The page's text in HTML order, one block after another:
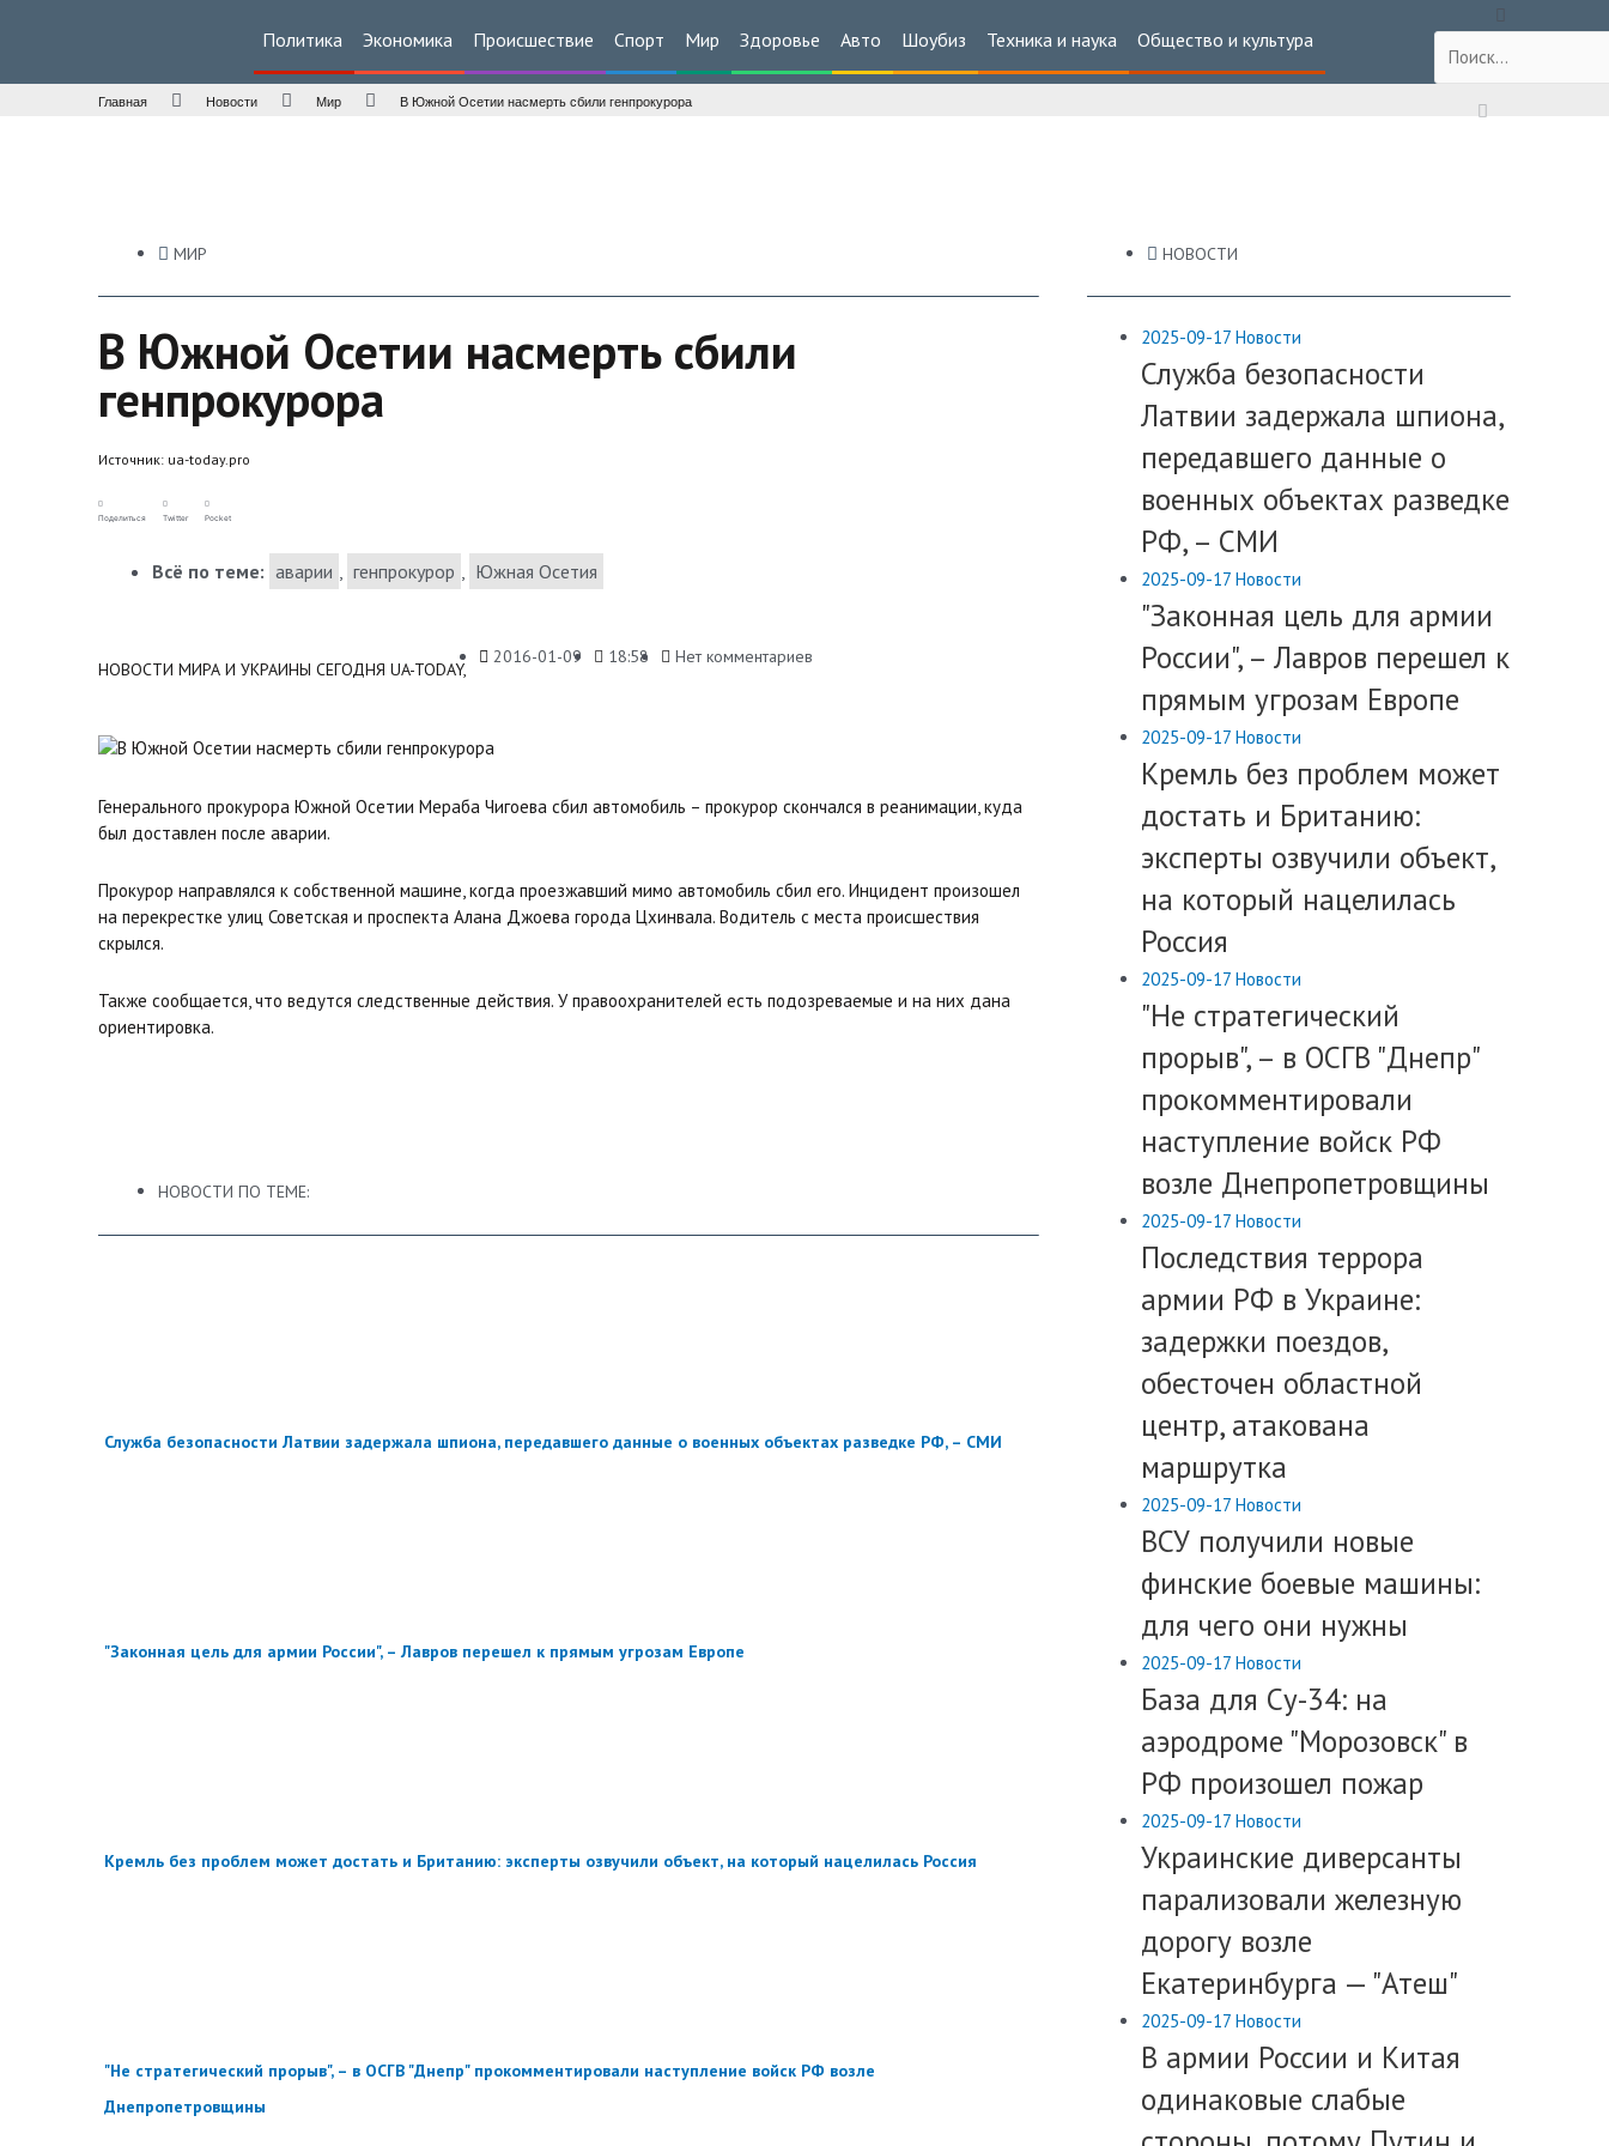
Политика Экономика Происшествие Спорт Мир Здоровье Авто Шоубиз Техника и наука Общество и культура
Главная Новости Мир В Южной Осетии насмерть сбили генпрокурора
МИР
В Южной Осетии насмерть сбили
генпрокурора
Источник: ua-today.pro
Поделиться Twitter Pocket
Всё по теме: аварии , генпрокурор , Южная Осетия
НОВОСТИ МИРА И УКРАИНЫ СЕГОДНЯ UA-TODAY,
2016-01-09 18:58 Нет комментариев
Генерального прокурора Южной Осетии Мераба Чигоева сбил автомобиль – прокурор скончался в реанимации, куда
был доставлен после аварии.
Прокурор направлялся к собственной машине, когда проезжавший мимо автомобиль сбил его. Инцидент произошел
на перекрестке улиц Советская и проспекта Алана Джоева города Цхинвала. Водитель с места происшествия
скрылся.
Также сообщается, что ведутся следственные действия. У правоохранителей есть подозреваемые и на них дана
ориентировка.
НОВОСТИ ПО ТЕМЕ:
Служба безопасности Латвии задержала шпиона, передавшего данные о военных объектах разведке РФ, – СМИ
"Законная цель для армии России", – Лавров перешел к прямым угрозам Европе
​Кремль без проблем может достать и Британию: эксперты озвучили объект, на который нацелилась Россия
"Не стратегический прорыв", – в ОСГВ "Днепр" прокомментировали наступление войск РФ возле
Днепропетровщины
НОВОСТИ
2025-09-17 Новости
Служба безопасности
Латвии задержала шпиона,
передавшего данные о
военных объектах разведке
РФ, – СМИ
2025-09-17 Новости
"Законная цель для армии
России", – Лавров перешел к
прямым угрозам Европе
2025-09-17 Новости
​Кремль без проблем может
достать и Британию:
эксперты озвучили объект,
на который нацелилась
Россия
2025-09-17 Новости
"Не стратегический
прорыв", – в ОСГВ "Днепр"
прокомментировали
наступление войск РФ
возле Днепропетровщины
2025-09-17 Новости
Последствия террора
армии РФ в Украине:
задержки поездов,
обесточен областной
центр, атакована
маршрутка
2025-09-17 Новости
ВСУ получили новые
финские боевые машины:
для чего они нужны
2025-09-17 Новости
База для Су-34: на
аэродроме "Морозовск" в
РФ произошел пожар
2025-09-17 Новости
Украинские диверсанты
парализовали железную
дорогу возле
Екатеринбурга — "Атеш"
2025-09-17 Новости
​В армии России и Китая
одинаковые слабые